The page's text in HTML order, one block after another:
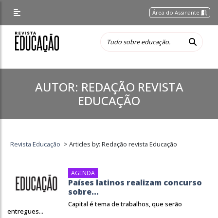
Área do Assinante
AUTOR: REDAÇÃO REVISTA
EDUCAÇÃO
Revista Educação > Articles by: Redação revista Educação
AGENDA
Países latinos realizam concurso
sobre...
Capital é tema de trabalhos, que serão
entregues...